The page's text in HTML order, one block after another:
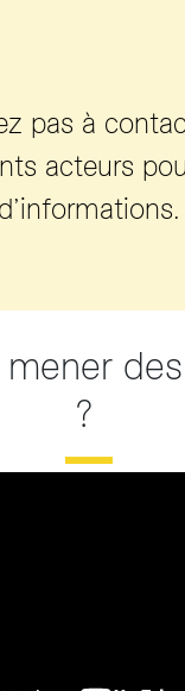
pas à
acteurs
d’informations.
mener
?